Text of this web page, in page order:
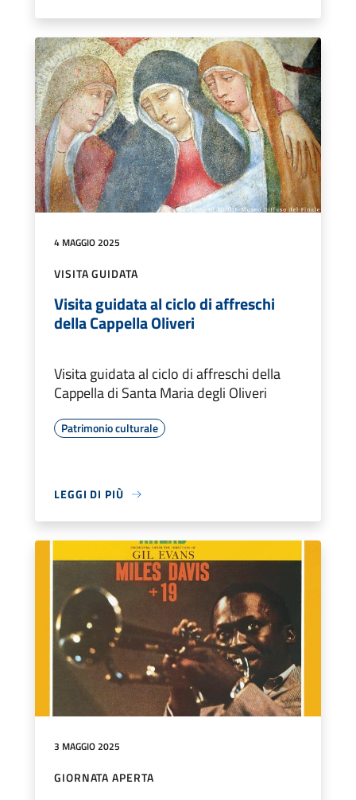
4 MAGGIO 2025
VISITA GUIDATA
Visita guidata al ciclo di affreschi
della Cappella Oliveri
Visita guidata al ciclo di affreschi della
Cappella di Santa Maria degli Oliveri
Patrimonio culturale
LEGGI DI PIÙ
3 MAGGIO 2025
GIORNATA APERTA